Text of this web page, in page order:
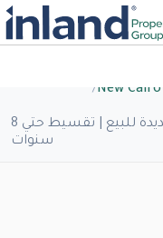
/
شقة 270 متر فيفث سكوير القاهرة الجديدة للبيع | تقسيط حتي 8
سنوات